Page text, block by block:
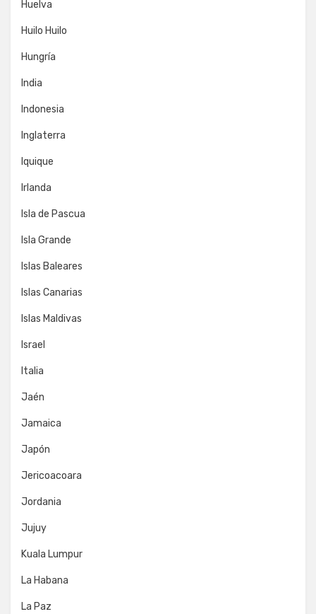
Huelva
Huilo Huilo
Hungría
India
Indonesia
Inglaterra
Iquique
Irlanda
Isla de Pascua
Isla Grande
Islas Baleares
Islas Canarias
Islas Maldivas
Israel
Italia
Jaén
Jamaica
Japón
Jericoacoara
Jordania
Jujuy
Kuala Lumpur
La Habana
La Paz